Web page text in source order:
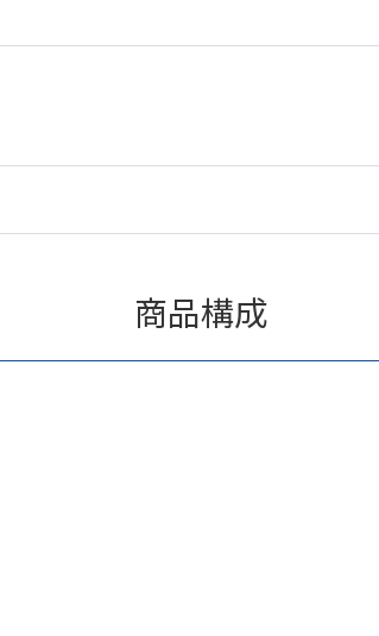
商品構成